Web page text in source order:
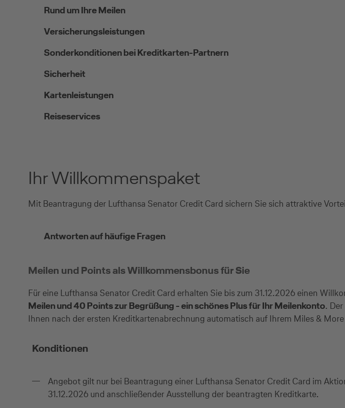
Rund um Ihre Meilen
Versicherungsleistungen
Sonderkonditionen bei Kreditkarten-Partnern
Sicherheit
Kartenleistungen
Reiseservices
Ihr Willkommenspaket
Mit Beantragung der Lufthansa Senator Credit Card sichern Sie sich attraktive
Antworten auf häufige Fragen
Meilen und Points als Willkommensbonus für Sie
Für eine Lufthansa Senator Credit Card erhalten Sie bis zum 31.12.2026 einen
Meilen und 40 Points zur Begrüßung - ein schönes Plus für Ihr Meilenkonto.
Ihnen nach der ersten Kreditkartenabrechnung automatisch auf Ihrem Miles &
Konditionen
Angebot gilt nur bei Beantragung einer Lufthansa Senator Credit Card im
31.12.2026 und anschließender Ausstellung der beantragten Kreditkarte.